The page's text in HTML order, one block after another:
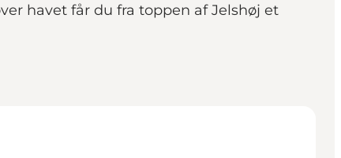
havet får du fra toppen af Jelshøj et